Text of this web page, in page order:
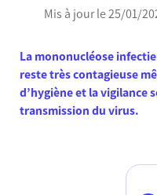
Mis à jour le 25/01/
La mononucléose
reste très contagieuse
d’hygiène et la vigilance
transmission du virus.